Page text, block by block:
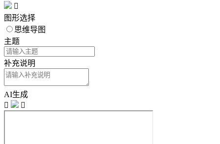

图形选择
思维导图
主题
补充说明
AI生成

